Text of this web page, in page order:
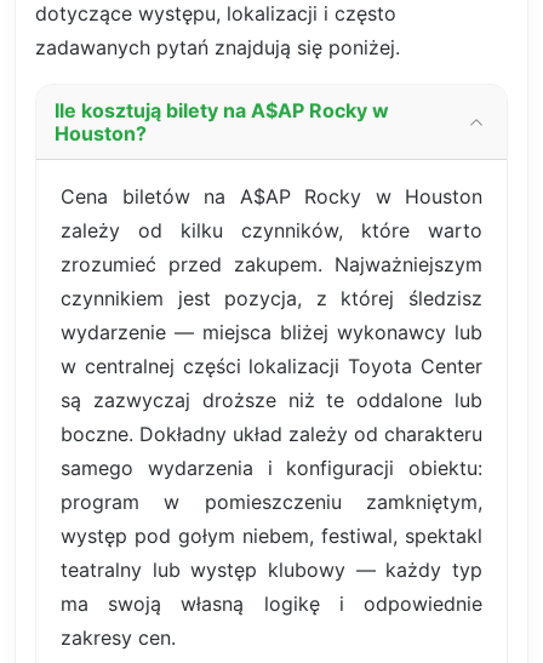
dotyczące występu, lokalizacji i często
zadawanych pytań znajdują się poniżej.
Ile kosztują bilety na A$AP Rocky w
Houston?
Cena biletów na A$AP Rocky w Houston
zależy od kilku czynników, które warto
zrozumieć przed zakupem. Najważniejszym
czynnikiem jest pozycja, z której śledzisz
wydarzenie — miejsca bliżej wykonawcy lub
w centralnej części lokalizacji Toyota Center
są zazwyczaj droższe niż te oddalone lub
boczne. Dokładny układ zależy od charakteru
samego wydarzenia i konfiguracji obiektu:
program w pomieszczeniu zamkniętym,
występ pod gołym niebem, festiwal, spektakl
teatralny lub występ klubowy — każdy typ
ma swoją własną logikę i odpowiednie
zakresy cen.